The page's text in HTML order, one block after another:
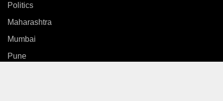
Politics
Maharashtra
Mumbai
Pune